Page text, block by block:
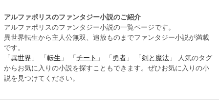
アルファポリスのファンタジー小説のご紹介
アルファポリスのファンタジー小説の一覧ページです。
異世界転生から主人公無双、追放ものまでファンタジー小説が満載
です。
「 異世界 」 「 転生 」 「 チート 」 「 勇者 」 「 剣と魔法 」 人気のタグ
からお気に入りの小説を探すこともできます。ぜひお気に入りの小
説を見つけてください。